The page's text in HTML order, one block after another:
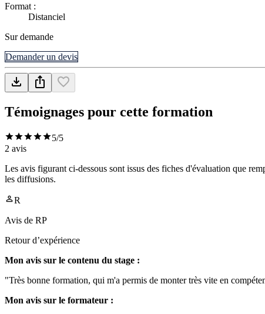
Format :
Distanciel
Sur demande
Demander un devis
Témoignages pour cette formation
5/5
2 avis
Les avis figurant ci-dessous sont issus des fiches d'évaluation que
les diffusions.
R
Avis de RP
Retour d’expérience
Mon avis sur le contenu du stage :
"Très bonne formation, qui m'a permis de monter très vite en
Mon avis sur le formateur :